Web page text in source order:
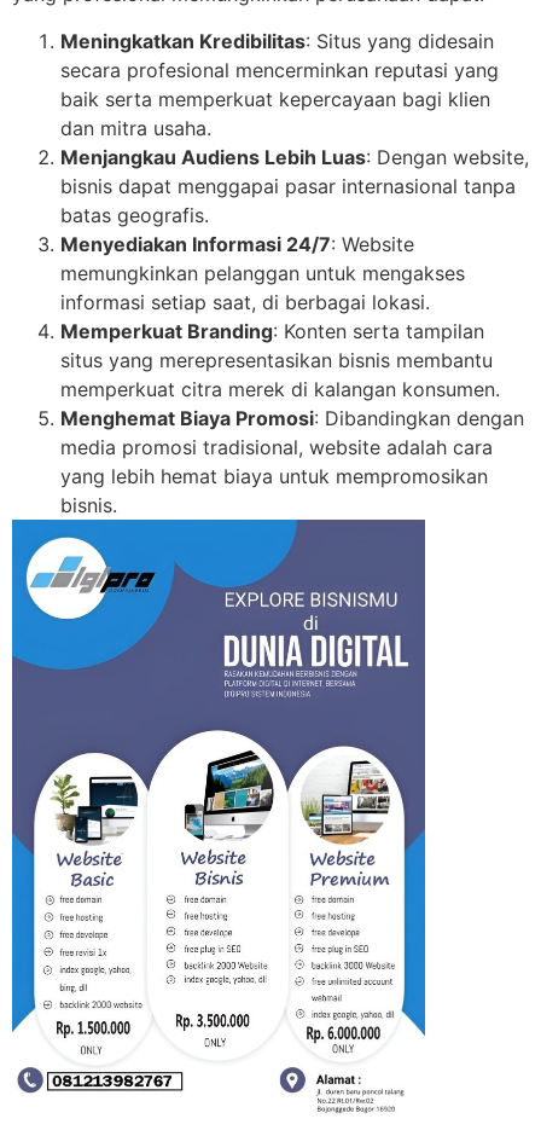
Meningkatkan Kredibilitas: Situs yang didesain
secara profesional mencerminkan reputasi yang
baik serta memperkuat kepercayaan bagi klien
dan mitra usaha.
Menjangkau Audiens Lebih Luas: Dengan website,
bisnis dapat menggapai pasar internasional tanpa
batas geografis.
Menyediakan Informasi 24/7: Website
memungkinkan pelanggan untuk mengakses
informasi setiap saat, di berbagai lokasi.
Memperkuat Branding: Konten serta tampilan
situs yang merepresentasikan bisnis membantu
memperkuat citra merek di kalangan konsumen.
Menghemat Biaya Promosi: Dibandingkan dengan
media promosi tradisional, website adalah cara
yang lebih hemat biaya untuk mempromosikan
bisnis.